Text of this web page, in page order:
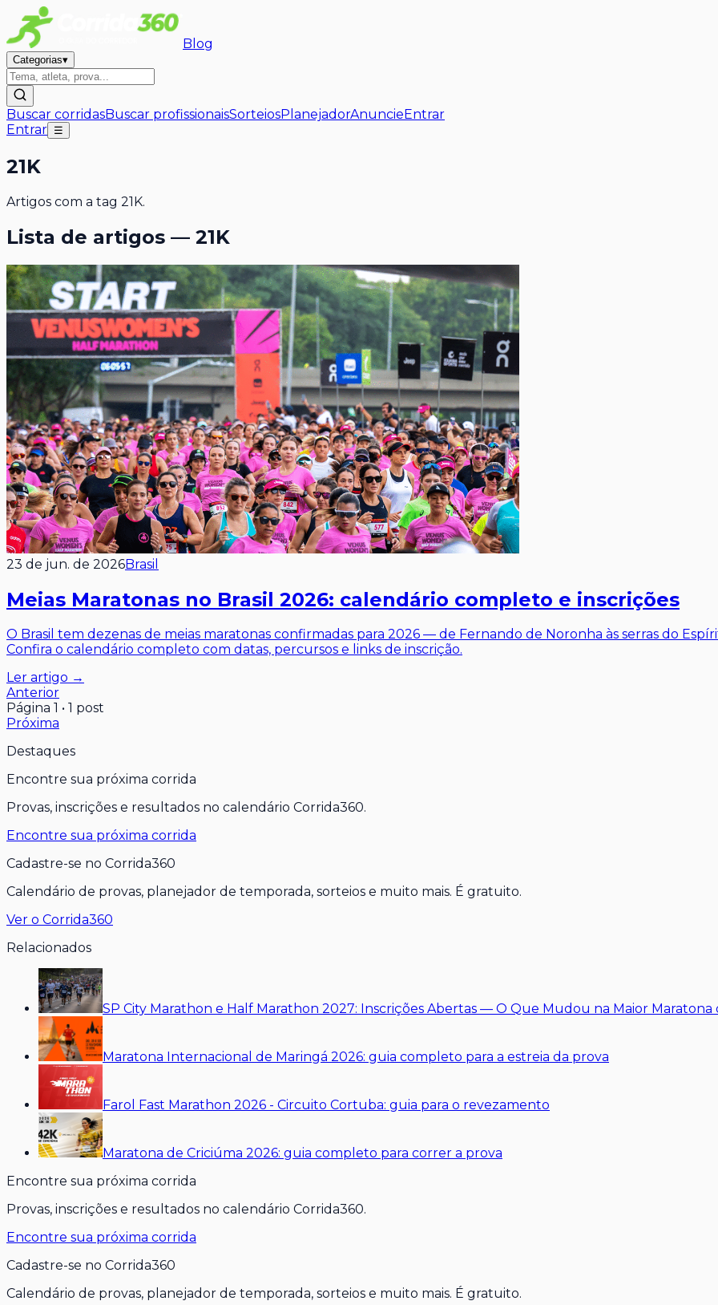
Blog
Categorias▾
Buscar corridasBuscar profissionaisSorteiosPlanejadorAnuncieEntrar
Entrar ☰
21K
Artigos com a tag 21K.
Lista de artigos — 21K
23 de jun. de 2026Brasil
Meias Maratonas no Brasil 2026: calendário completo e inscrições
O Brasil tem dezenas de meias maratonas confirmadas para 2026 — de Fernando de Noronha às serras do
Confira o calendário completo com datas, percursos e links de inscrição.
Ler artigo →
Anterior
Página 1 • 1 post
Próxima
Destaques
Encontre sua próxima corrida
Provas, inscrições e resultados no calendário Corrida360.
Encontre sua próxima corrida
Cadastre-se no Corrida360
Calendário de provas, planejador de temporada, sorteios e muito mais. É gratuito.
Ver o Corrida360
Relacionados
SP City Marathon e Half Marathon 2027: Inscrições Abertas — O Que Mudou na Maior Maratona
Maratona Internacional de Maringá 2026: guia completo para a estreia da prova
Farol Fast Marathon 2026 - Circuito Cortuba: guia para o revezamento
Maratona de Criciúma 2026: guia completo para correr a prova
Encontre sua próxima corrida
Provas, inscrições e resultados no calendário Corrida360.
Encontre sua próxima corrida
Cadastre-se no Corrida360
Calendário de provas, planejador de temporada, sorteios e muito mais. É gratuito.